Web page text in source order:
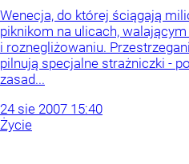
Wenecja, do której ściągają
piknikom na ulicach,
i roznegliżowaniu.
pilnują specjalne strażniczki -
zasad...
24 sie 2007 15:40
Życie